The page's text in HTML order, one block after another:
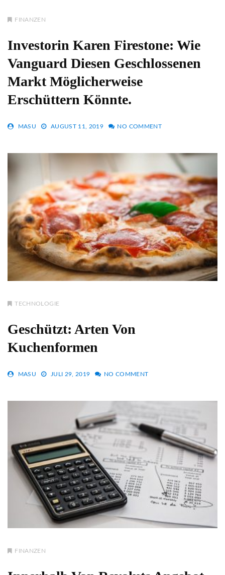
FINANZEN
Investorin Karen Firestone: Wie
Vanguard Diesen Geschlossenen
Markt Möglicherweise
Erschüttern Könnte.
MASU AUGUST 11, 2019 NO COMMENT
TECHNOLOGIE
Geschützt: Arten Von
Kuchenformen
MASU JULI 29, 2019 NO COMMENT
FINANZEN